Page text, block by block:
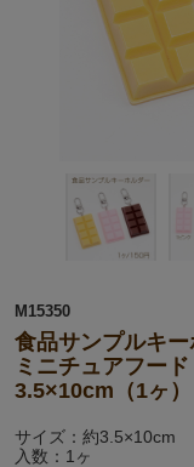
M15350
食品サンプルキ
ミニチュアフー
3.5×10cm（1ヶ）
サイズ：約3.5×10cm
入数：1ヶ